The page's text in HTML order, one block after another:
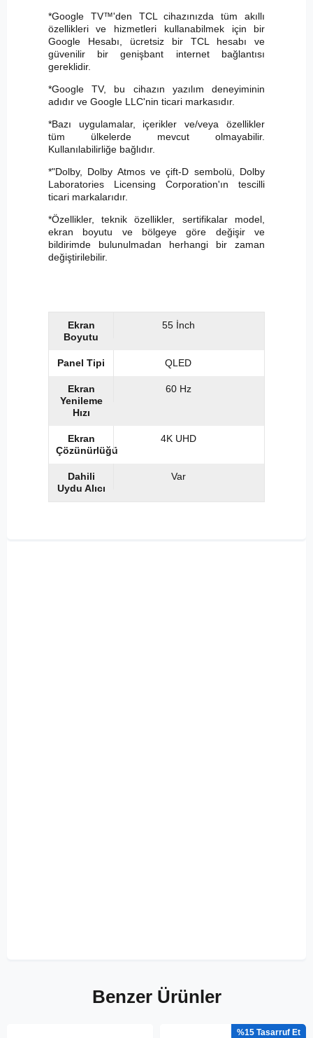
*Google TV™'den TCL cihazınızda tüm akıllı
özellikleri ve hizmetleri kullanabilmek için bir
Google Hesabı, ücretsiz bir TCL hesabı ve
güvenilir bir genişbant internet bağlantısı
gereklidir.
*Google TV, bu cihazın yazılım deneyiminin
adıdır ve Google LLC'nin ticari markasıdır.
*Bazı uygulamalar, içerikler ve/veya özellikler
tüm ülkelerde mevcut olmayabilir.
Kullanılabilirliğe bağlıdır.
*"Dolby, Dolby Atmos ve çift-D sembolü, Dolby
Laboratories Licensing Corporation'ın tescilli
ticari markalarıdır.
*Özellikler, teknik özellikler, sertifikalar model,
ekran boyutu ve bölgeye göre değişir ve
bildirimde bulunulmadan herhangi bir zaman
değiştirilebilir.
Ekran
Boyutu
55 İnch
Panel Tipi QLED
Ekran
Yenileme
Hızı
60 Hz
Ekran
Çözünürlüğü
4K UHD
Dahili
Uydu Alıcı
Var
Benzer Ürünler
%15